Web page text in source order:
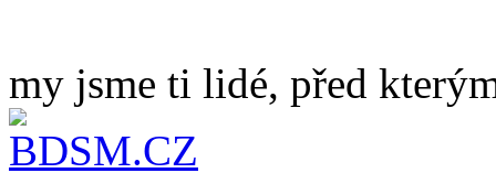
my jsme ti lidé, před